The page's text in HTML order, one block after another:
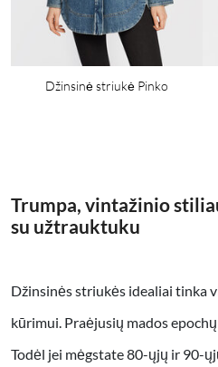
Džinsinė striukė Pinko
Trumpa, vintažinio
su užtrauktuku
Džinsinės striukės idealiai tinka
kūrimui. Praėjusių mados
Todėl jei mėgstate 80-ųjų ir 90-